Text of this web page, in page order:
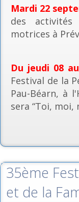
Mardi 22
des
motrices à
Du jeudi 08
Festival de la
Pau-Béarn, à
sera “Toi, moi,
35ème
et de la